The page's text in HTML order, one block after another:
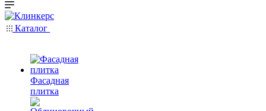
Каталог
Фасадная
плитка